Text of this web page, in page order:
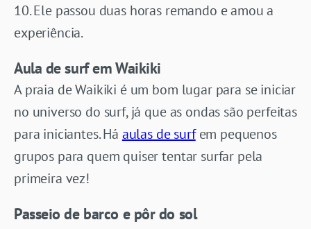
10. Ele passou duas horas remando e amou a
experiência.
Aula de surf em Waikiki
A praia de Waikiki é um bom lugar para se iniciar
no universo do surf, já que as ondas são perfeitas
para iniciantes. Há aulas de surfem pequenos
grupos para quem quiser tentar surfar pela
primeira vez!
Passeio de barco e pôr do sol